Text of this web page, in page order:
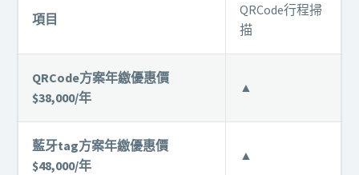
項目
QRCode行程掃
描
QRCode方案年繳優惠價
$38,000/年
▲
藍牙tag方案年繳優惠價
$48,000/年
▲